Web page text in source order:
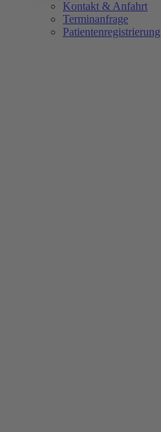
Kontakt & Anfahrt
Terminanfrage
Patientenregistrierung